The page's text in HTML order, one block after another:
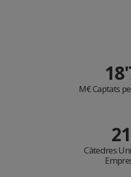
M€ Captats
21
Càtedres